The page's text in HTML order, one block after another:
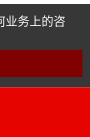
业务上的咨